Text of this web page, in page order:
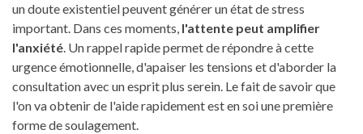
un doute existentiel peuvent générer un état de stress
important. Dans ces moments, l'attente peut amplifier
l'anxiété. Un rappel rapide permet de répondre à cette
urgence émotionnelle, d'apaiser les tensions et d'aborder la
consultation avec un esprit plus serein. Le fait de savoir que
l'on va obtenir de l'aide rapidement est en soi une première
forme de soulagement.